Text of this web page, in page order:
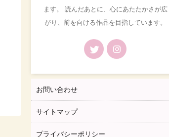
ます。 読んだあとに、心にあたたかさが広
がり、前を向ける作品を目指しています。
お問い合わせ
サイトマップ
プライバシーポリシー